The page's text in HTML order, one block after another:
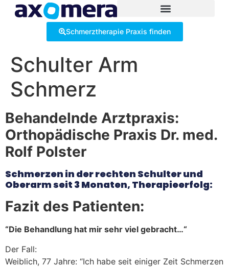
springen
Schmerztherapie Praxis finden
Schulter Arm
Schmerz
Behandelnde Arztpraxis:
Orthopädische Praxis Dr. med.
Rolf Polster
Schmerzen in der rechten Schulter und
Oberarm seit 3 Monaten, Therapieerfolg:
Fazit des Patienten:
“Die Behandlung hat mir sehr viel gebracht…“
Der Fall:
Weiblich, 77 Jahre: “Ich habe seit einiger Zeit Schmerzen